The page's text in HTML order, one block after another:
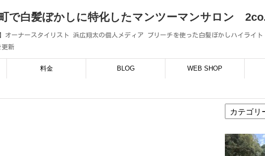
町で白髪ぼかしに特化したマンツーマンサロン
ーナースタイリスト 浜広翔太の個人メディア ブリーチを使った白髪ぼかしハイライ
更新
料金 BLOG WEB SHOP
テ
リ
ー